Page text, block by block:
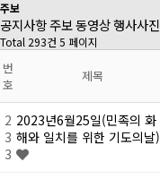
주보
공지사항주보동영상행사사진
Total 293건 5 페이지
번
호
제목
2
3
3
2023년6월25일(민족의 화
해와 일치를 위한 기도의날)